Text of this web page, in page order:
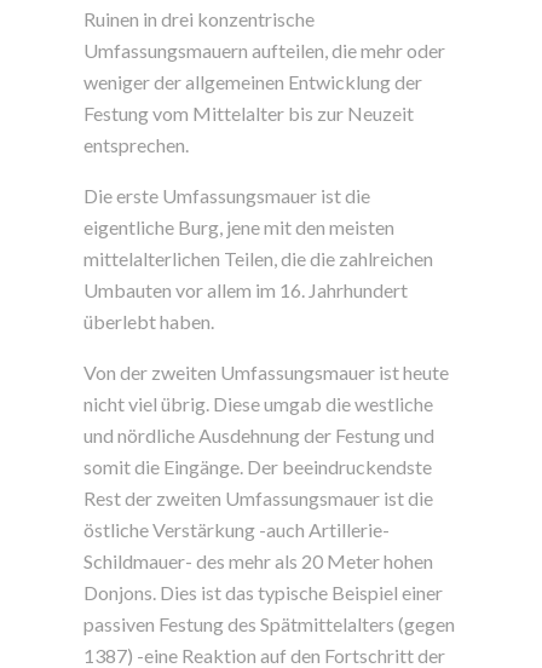
Ruinen in drei konzentrische
Umfassungsmauern aufteilen, die mehr oder
weniger der allgemeinen Entwicklung der
Festung vom Mittelalter bis zur Neuzeit
entsprechen.
Die erste Umfassungsmauer ist die
eigentliche Burg, jene mit den meisten
mittelalterlichen Teilen, die die zahlreichen
Umbauten vor allem im 16. Jahrhundert
überlebt haben.
Von der zweiten Umfassungsmauer ist heute
nicht viel übrig. Diese umgab die westliche
und nördliche Ausdehnung der Festung und
somit die Eingänge. Der beeindruckendste
Rest der zweiten Umfassungsmauer ist die
östliche Verstärkung -auch Artillerie-
Schildmauer- des mehr als 20 Meter hohen
Donjons. Dies ist das typische Beispiel einer
passiven Festung des Spätmittelalters (gegen
1387) -eine Reaktion auf den Fortschritt der